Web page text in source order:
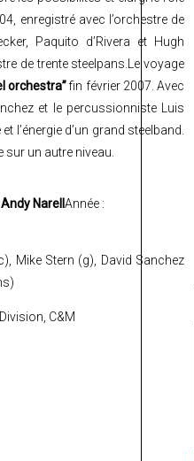
enregistré avec l’orchestre de
Paquito d’Rivera et Hugh
de trente steelpans.
e voyage
orchestra”fin février 2007. Avec
et le percussionniste Luis
d’un grand steelband.
un autre niveau.
Andy Narell Année :
Mike Stern (g), David Sanchez
C&M